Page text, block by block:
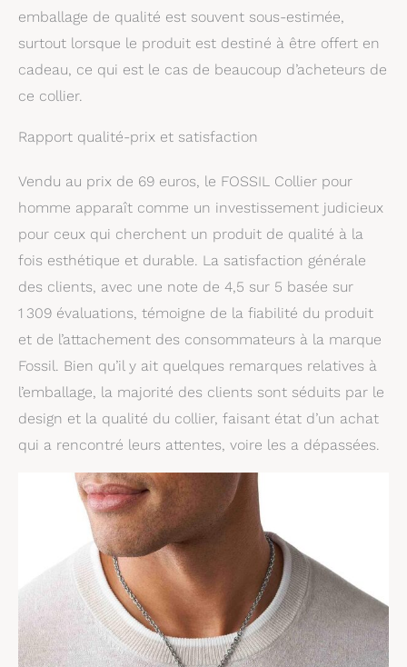
emballage de qualité est souvent sous-estimée,
surtout lorsque le produit est destiné à être offert en
cadeau, ce qui est le cas de beaucoup d’acheteurs de
ce collier.
Rapport qualité-prix et satisfaction
Vendu au prix de 69 euros, le FOSSIL Collier pour
homme apparaît comme un investissement judicieux
pour ceux qui cherchent un produit de qualité à la
fois esthétique et durable. La satisfaction générale
des clients, avec une note de 4,5 sur 5 basée sur
1 309 évaluations, témoigne de la fiabilité du produit
et de l’attachement des consommateurs à la marque
Fossil. Bien qu’il y ait quelques remarques relatives à
l’emballage, la majorité des clients sont séduits par le
design et la qualité du collier, faisant état d’un achat
qui a rencontré leurs attentes, voire les a dépassées.